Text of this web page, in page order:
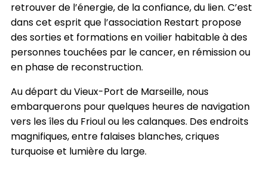
retrouver de l’énergie, de la confiance, du lien. C’est
dans cet esprit que l’association Restart propose
des sorties et formations en voilier habitable à des
personnes touchées par le cancer, en rémission ou
en phase de reconstruction.
Au départ du Vieux-Port de Marseille, nous
embarquerons pour quelques heures de navigation
vers les îles du Frioul ou les calanques. Des endroits
magnifiques, entre falaises blanches, criques
turquoise et lumière du large.